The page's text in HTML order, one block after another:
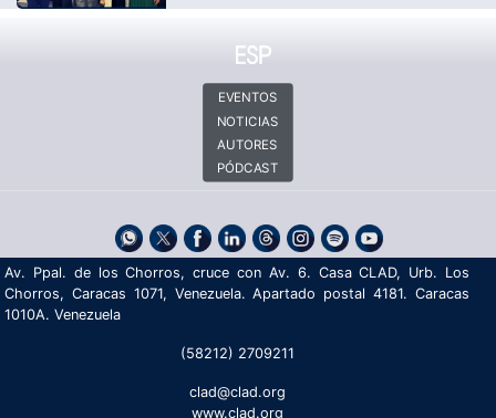
EVENTOS
NOTICIAS
AUTORES
PÓDCAST
Av. Ppal. de los Chorros, cruce con Av. 6. Casa CLAD, Urb. Los
Chorros, Caracas 1071, Venezuela. Apartado postal 4181. Caracas
1010A. Venezuela
(58212) 2709211
clad@clad.org
www.clad.org